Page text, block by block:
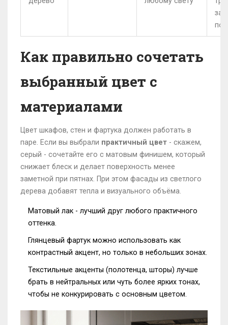
Как правильно сочетать
выбранный цвет с
материалами
Цвет шкафов, стен и фартука должен работать в
паре. Если вы выбрали практичный цвет - скажем,
серый - сочетайте его с матовым финишем, который
снижает блеск и делает поверхность менее
заметной при пятнах. При этом фасады из светлого
дерева добавят тепла и визуального объёма.
Матовый лак - лучший друг любого практичного
оттенка.
Глянцевый фартук можно использовать как
контрастный акцент, но только в небольших зонах.
Текстильные акценты (полотенца, шторы) лучше
брать в нейтральных или чуть более ярких тонах,
чтобы не конкурировать с основным цветом.